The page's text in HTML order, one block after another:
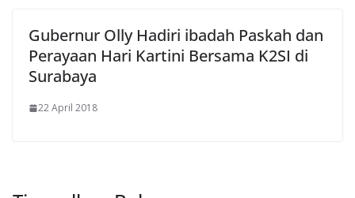
Gubernur Olly Hadiri ibadah Paskah dan
Perayaan Hari Kartini Bersama K2SI di
Surabaya
22 April 2018